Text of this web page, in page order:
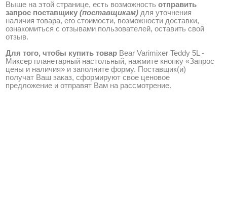
Выше на этой странице, есть возможность отправить
запрос поставщику (поставщикам) для уточнения
наличия товара, его стоимости, возможности доставки,
ознакомиться с отзывами пользователей, оставить свой
отзыв.
Для того, чтобы купить товар Bear Varimixer Teddy 5L -
Миксер планетарный настольный, нажмите кнопку «Запрос
цены и наличия» и заполните форму. Поставщик(и)
получат Ваш заказ, сформируют свое ценовое
предложение и отправят Вам на рассмотрение.